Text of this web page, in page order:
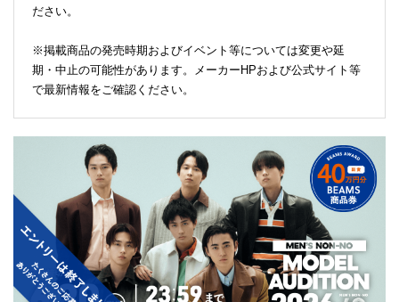
ださい。
※掲載商品の発売時期およびイベント等については変更や延
期・中止の可能性があります。メーカーHPおよび公式サイト等
で最新情報をご確認ください。